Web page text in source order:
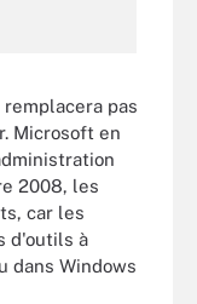
pas
Microsoft en
2008, les
car les
d'outils à
dans Windows